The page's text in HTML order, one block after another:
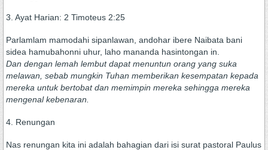
3. Ayat Harian: 2 Timoteus 2:25
Parlamlam mamodahi sipanlawan, andohar ibere Naibata bani
sidea hamubahonni uhur, laho mananda hasintongan in.
Dan dengan lemah lembut dapat menuntun orang yang suka
melawan, sebab mungkin Tuhan memberikan kesempatan kepada
mereka untuk bertobat dan memimpin mereka sehingga mereka
mengenal kebenaran.
4. Renungan
Nas renungan kita ini adalah bahagian dari isi surat pastoral Paulus